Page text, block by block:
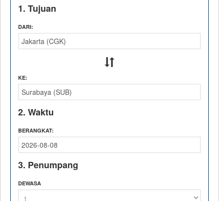
1. Tujuan
DARI:
KE:
2. Waktu
BERANGKAT:
3. Penumpang
DEWASA